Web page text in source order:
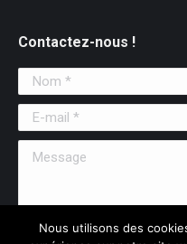
Contactez-nous !
Nom *
E-mail *
Message
Nous utilisons des